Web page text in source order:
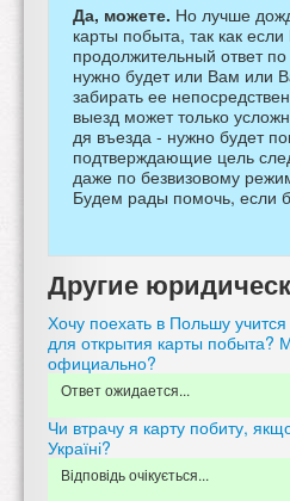
Да, можете. Но лучше
карты побыта, так как
продолжительный ответ
нужно будет или Вам или
забирать ее
выезд может только
дя въезда - нужно будет
подтверждающие цель
даже по безвизовому
Будем рады помочь, если
Другие
Хочу поехать в Польшу
для открытия карты побыта?
официально?
Ответ ожидается...
Чи втрачу я карту побиту,
Україні?
Відповідь очікується...